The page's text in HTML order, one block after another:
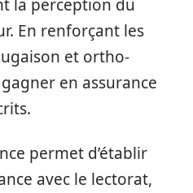
la perception du
En renforçant les
et ortho­
en assurance
permet d’établir
avec le lectorat,